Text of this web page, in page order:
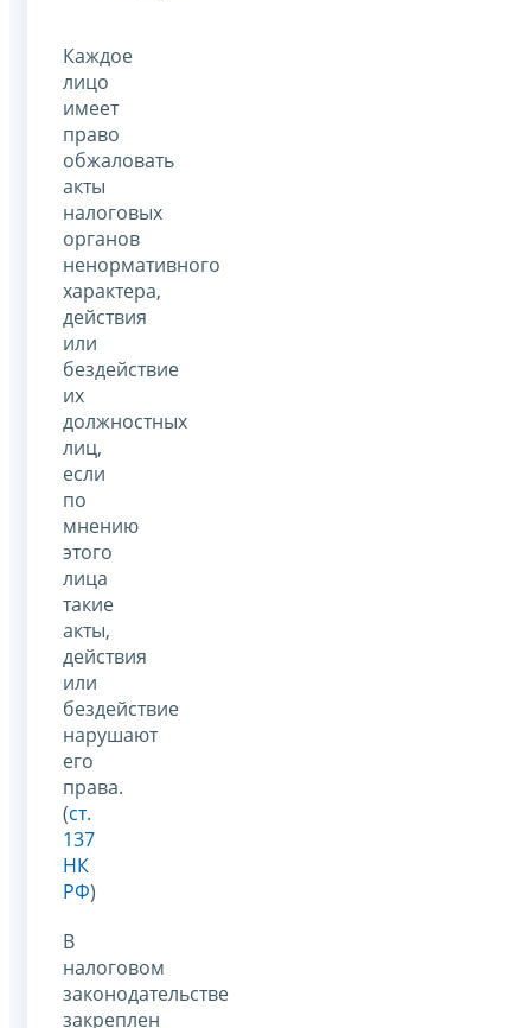
Каждое
лицо
имеет
право
обжаловать
акты
налоговых
органов
ненормативного
характера,
действия
или
бездействие
их
должностных
лиц,
если
по
мнению
этого
лица
такие
акты,
действия
или
бездействие
нарушают
его
права.
(ст.
137
НК
РФ)
В
налоговом
законодательстве
закреплен